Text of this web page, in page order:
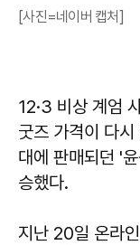
[사진=네이버 캡처]
12·3 비상 계엄
굿즈 가격이 다
대에 판매되던 '
승했다.
지난 20일 온라